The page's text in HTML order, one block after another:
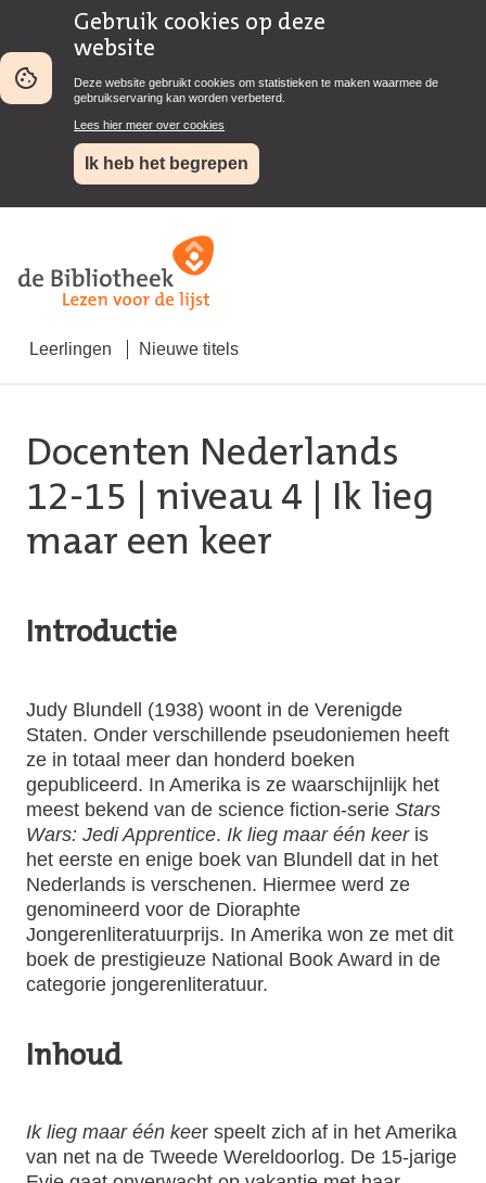
Gebruik cookies op deze
website
Deze website gebruikt cookies om statistieken te maken waarmee de
gebruikservaring kan worden verbeterd.
Lees hier meer over cookies
Ik heb het begrepen
Leerlingen Nieuwe titels
Docenten Nederlands
12-15
niveau 4 | Ik lieg
maar een keer
Introductie
Judy Blundell (1938) woont in de Verenigde
Staten. Onder verschillende pseudoniemen heeft
ze in totaal meer dan honderd boeken
gepubliceerd. In Amerika is ze waarschijnlijk het
meest bekend van de science fiction-serie Stars
Wars: Jedi Apprentice. Ik lieg maar één keeris
het eerste en enige boek van Blundell dat in het
Nederlands is verschenen. Hiermee werd ze
genomineerd voor de Dioraphte
Jongerenliteratuurprijs. In Amerika won ze met dit
boek de prestigieuze National Book Award in de
categorie jongerenliteratuur.
Inhoud
Ik lieg maar één keer speelt zich af in het Amerika
van net na de Tweede Wereldoorlog. De 15-jarige